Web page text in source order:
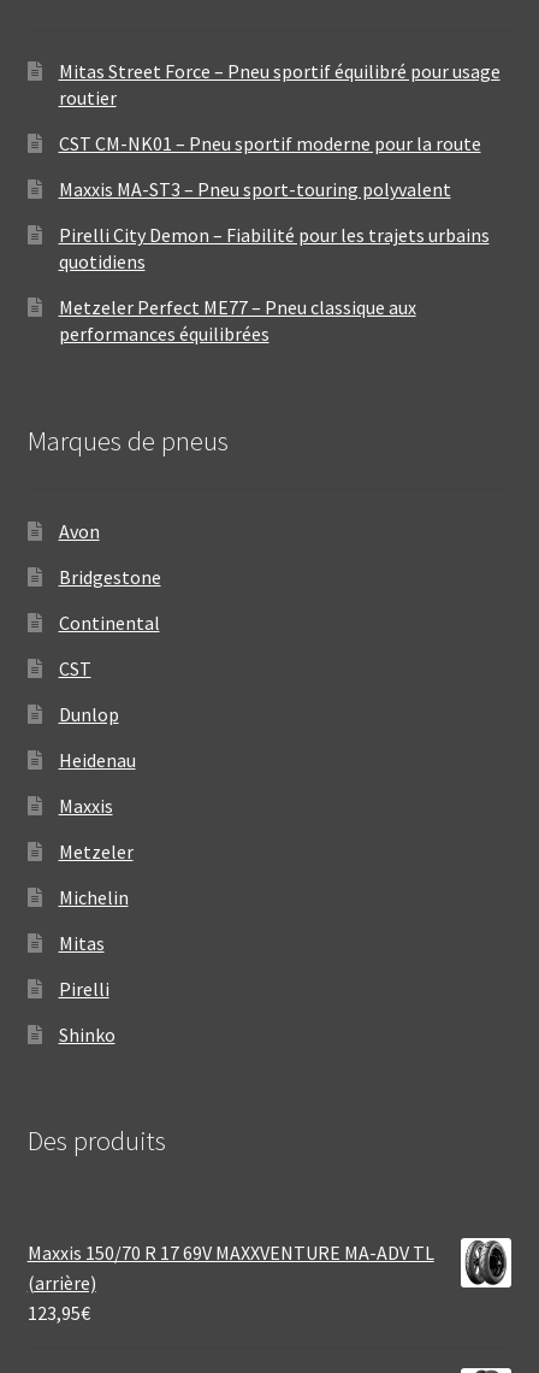
Mitas Street Force – Pneu sportif équilibré pour usage
routier
CST CM-NK01 – Pneu sportif moderne pour la route
Maxxis MA-ST3 – Pneu sport-touring polyvalent
Pirelli City Demon – Fiabilité pour les trajets urbains
quotidiens
Metzeler Perfect ME77 – Pneu classique aux
performances équilibrées
Marques de pneus
Avon
Bridgestone
Continental
CST
Dunlop
Heidenau
Maxxis
Metzeler
Michelin
Mitas
Pirelli
Shinko
Des produits
Maxxis 150/70 R 17 69V MAXXVENTURE MA-ADV TL
(arrière)
123,95€